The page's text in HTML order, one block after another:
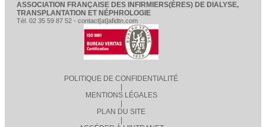
ASSOCIATION FRANÇAISE DES INFIRMIERS(ÈRES) DE DIALYSE,
TRANSPLANTATION ET NÉPHROLOGIE
Tél. 02 35 59 87 52 - contact[at]afidtn.com
POLITIQUE DE CONFIDENTIALITÉ
MENTIONS LÉGALES
PLAN DU SITE